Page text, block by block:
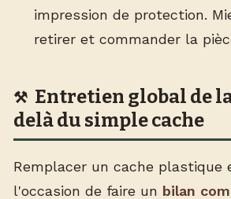
impression de protection.
retirer et commander la
Entretien global de
delà du simple cache
Remplacer un cache plastique
l'occasion de faire un bilan